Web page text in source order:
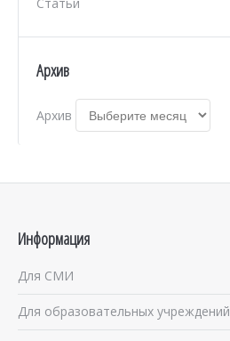
Архив
Архив
Информация
Для СМИ
Для образовательных учреждений